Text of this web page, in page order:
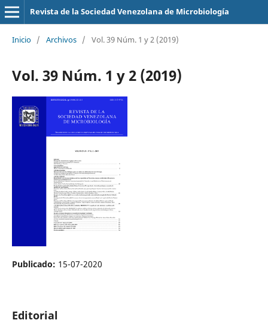
Revista de la Sociedad Venezolana de Microbiología
Inicio / Archivos / Vol. 39 Núm. 1 y 2 (2019)
Vol. 39 Núm. 1 y 2 (2019)
Publicado: 15-07-2020
Editorial